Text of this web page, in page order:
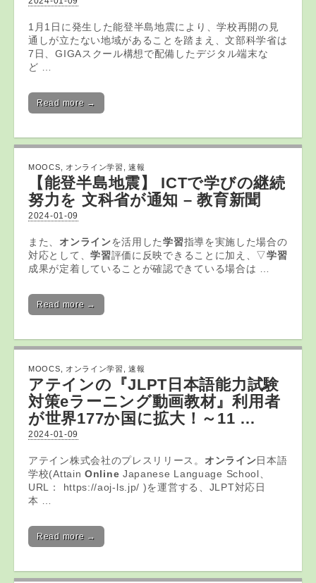
1月1日に発生した能登半島地震により、学校再開の見
通しが立たない地域があることを踏まえ、文部科学省は
7日、GIGAスクール構想で配備したデジタル端末な
ど …
Read more →
MOOCS オンライン学習 ,速報
【能登半島地震】 ICTで学びの継続
努力を 文科省が通知 – 教育新聞
2024-01-09
また、 オンラインを活用した学習指導を実施した場合の
対応として、学習評価に反映できることに加え、▽学習
成果が定着していることが確認できている場合は …
Read more →
MOOCS オンライン学習 ,速報
アテインの『JLPT日本語能力試験
対策eラーニング動画教材』利用者
が世界177か国に拡大！～11 …
2024-01-09
アテイン株式会社のプレスリリース。 オンライン日本語
学校(Attain Online Japanese Language School、
URL： https://aoj-ls.jp/ )を運営する、JLPT対応日
本 …
Read more →